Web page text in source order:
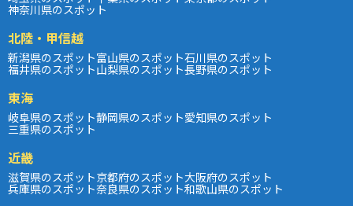
神奈川県のスポット
北陸・甲信越
新潟県のスポット富山県のスポット石川県のスポット
福井県のスポット山梨県のスポット長野県のスポット
東海
岐阜県のスポット静岡県のスポット愛知県のスポット
三重県のスポット
近畿
滋賀県のスポット京都府のスポット大阪府のスポット
兵庫県のスポット奈良県のスポット和歌山県のスポット